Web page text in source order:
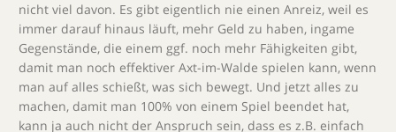
nicht viel davon. Es gibt eigentlich nie einen Anreiz, weil es
immer darauf hinaus läuft, mehr Geld zu haben, ingame
Gegenstände, die einem ggf. noch mehr Fähigkeiten gibt,
damit man noch effektiver Axt-im-Walde spielen kann, wenn
man auf alles schießt, was sich bewegt. Und jetzt alles zu
machen, damit man 100% von einem Spiel beendet hat,
kann ja auch nicht der Anspruch sein, dass es z.B. einfach